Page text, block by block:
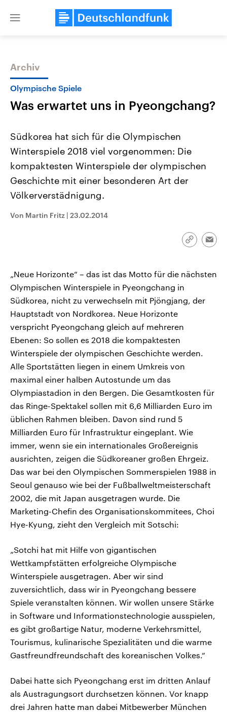
Close
Themen
Landtagswahl Sachsen-Anhalt
2026
Alle Informationen
Sachsen-Anhalt wählt am 6.
Landtag. Seit 2021 wird das
Wahl.
Aktuelle Beiträge,
aktuelle Weltgeschehen.
Archiv
Olympische Spiele
Was erwartet uns in Pyeongchang?
Südkorea hat sich für die Olympischen
Winterspiele 2018 viel vorgenommen: Die
kompaktesten Winterspiele der olympischen
Geschichte mit einer besonderen Art der
Völkerverstädnigung.
Von Martin Fritz | 23.02.2014
Link
„Neue Horizonte“ – das ist das Motto für die nächsten
Olympischen Winterspiele in Pyeongchang in
Südkorea, nicht zu verwechseln mit Pjöngjang, der
Hauptstadt von Nordkorea. Neue Horizonte
verspricht Pyeongchang gleich auf mehreren
Ebenen: So sollen es 2018 die kompaktesten
Winterspiele der olympischen Geschichte werden.
Alle Sportstätten liegen in einem Umkreis von
maximal einer halben Autostunde um das
Olympiastadion in den Bergen. Die Gesamtkosten für
das Ringe-Spektakel sollen mit 6,6 Milliarden Euro im
üblichen Rahmen bleiben. Davon sind rund 5
Milliarden Euro für Infrastruktur eingeplant. Wie
immer, wenn sie ein internationales Großereignis
ausrichten, zeigen die Südkoreaner großen Ehrgeiz.
Das war bei den Olympischen Sommerspielen 1988 in
Seoul genauso wie bei der Fußballweltmeisterschaft
2002, die mit Japan ausgetragen wurde. Die
Marketing-Chefin des Organisationskommitees, Choi
Hye-Kyung, zieht den Vergleich mit Sotschi:
„Sotchi hat mit Hilfe von gigantischen
Wettkampfstätten erfolgreiche Olympische
Winterspiele ausgetragen. Aber wir sind
zuversichtlich, dass wir in Pyeongchang bessere
Spiele veranstalten können. Wir wollen unsere Stärke
in Software und Informationstechnologie ausspielen,
es gibt großartige Natur, moderne Verkehrsmittel,
Tourismus, kulinarische Spezialitäten und die warme
Gastfreundfreundschaft des koreanischen Volkes.“
Dabei hatte sich Pyeongchang erst im dritten Anlauf
als Austragungsort durchsetzen können. Vor knapp
drei Jahren hatte man dabei Mitbewerber München